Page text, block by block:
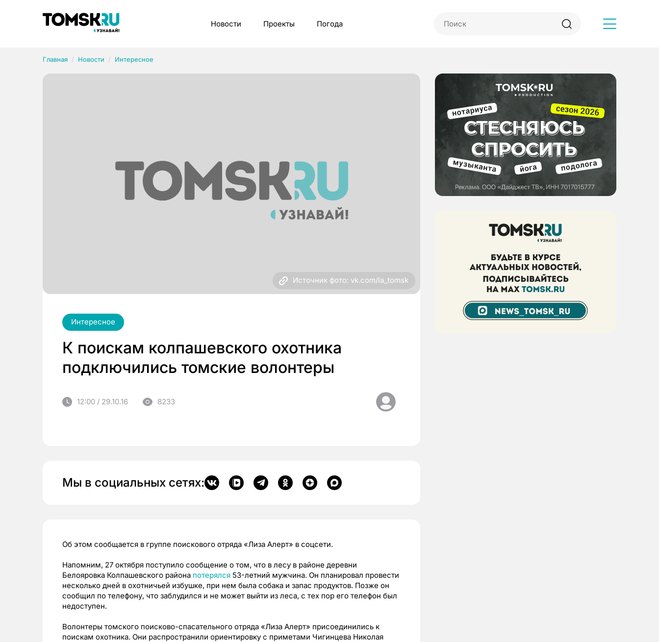
Новости Проекты Погода
Главная Новости Интересное
Источник фото: vk.com/la_tomsk
Интересное
К поискам колпашевского охотника
подключились томские волонтеры
12:00 / 29.10.16 8233
Мы в социальных сетях:
Об этом сообщается в группе поискового отряда «Лиза Алерт» в соцсети.
Напомним, 27 октября поступило сообщение о том, что в лесу в районе деревни
Белояровка Колпашевского района потерялся 53-летний мужчина. Он планировал провести
несколько дней в охотничьей избушке, при нем была собака и запас продуктов. Позже он
сообщил по телефону, что заблудился и не может выйти из леса, с тех пор его телефон был
недоступен.
Волонтеры томского поисково-спасательного отряда «Лиза Алерт» присоединились к
поискам охотника. Они распространили ориентировку с приметами Чигинцева Николая
Рубрики